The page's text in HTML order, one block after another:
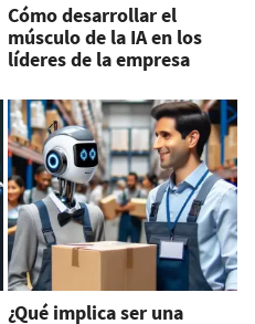
Cómo desarrollar el
músculo de la IA en los
líderes de la empresa
¿Qué implica ser una